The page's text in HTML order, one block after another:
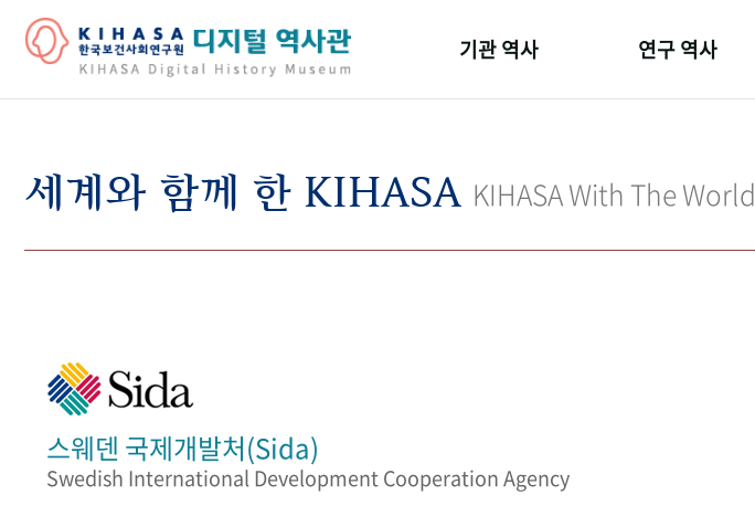
기관 역사 연구 역사
키워드로 보는 연구 역사
세계와 함께 한 KIHASA KIHASA With The World
스웨덴 국제개발처(Sida)
Swedish International Development Cooperation Agency